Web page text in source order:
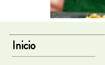
Inicio